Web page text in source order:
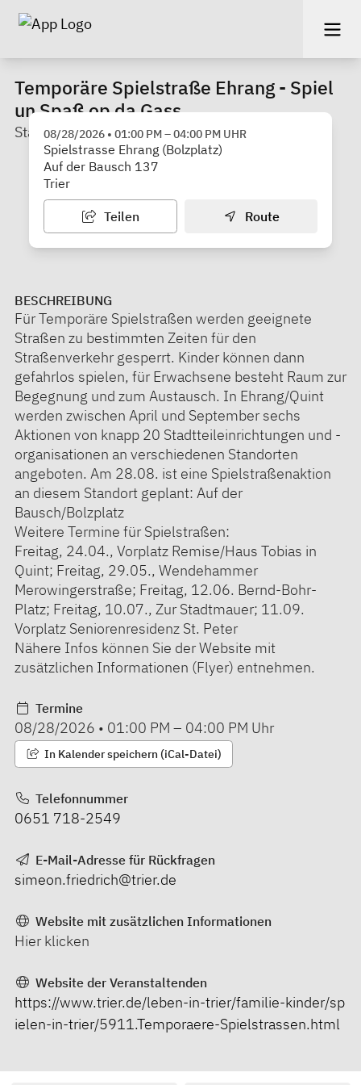
Temporäre Spielstraße Ehrang - Spiel
un Spaß op da Gass
Stadt Trier
08/28/2026 • 01:00 PM–04:00 PM UHR
Spielstrasse Ehrang (Bolzplatz)
Auf der Bausch 137
Trier
Teilen Route
BESCHREIBUNG
Für Temporäre Spielstraßen werden geeignete
Straßen zu bestimmten Zeiten für den
Straßenverkehr gesperrt. Kinder können dann
gefahrlos spielen, für Erwachsene besteht Raum zur
Begegnung und zum Austausch. In Ehrang/Quint
werden zwischen April und September sechs
Aktionen von knapp 20 Stadtteileinrichtungen und -
organisationen an verschiedenen Standorten
angeboten. Am 28.08. ist eine Spielstraßenaktion
an diesem Standort geplant: Auf der
Bausch/Bolzplatz
Weitere Termine für Spielstraßen:
Freitag, 24.04., Vorplatz Remise/Haus Tobias in
Quint; Freitag, 29.05., Wendehammer
Merowingerstraße; Freitag, 12.06. Bernd-Bohr-
Platz; Freitag, 10.07., Zur Stadtmauer; 11.09.
Vorplatz Seniorenresidenz St. Peter
Nähere Infos können Sie der Website mit
zusätzlichen Informationen (Flyer) entnehmen.
Termine
08/28/2026 • 01:00 PM – 04:00 PM Uhr
In Kalender speichern (iCal-Datei)
Telefonnummer
0651 718-2549
E-Mail-Adresse für Rückfragen
simeon.friedrich@trier.de
Website mit zusätzlichen Informationen
Hier klicken
Website der Veranstaltenden
https://www.trier.de/leben-in-trier/familie-kinder/sp
ielen-in-trier/5911.Temporaere-Spielstrassen.html